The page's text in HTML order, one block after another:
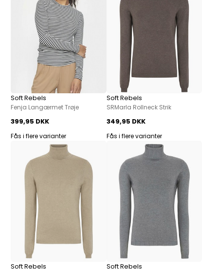
Soft Rebels
Fenja Langærmet Trøje
399,95 DKK
Fås i flere varianter
Soft Rebels
SRMarla Rollneck Strik
349,95 DKK
Fås i flere varianter
Soft Rebels Soft Rebels